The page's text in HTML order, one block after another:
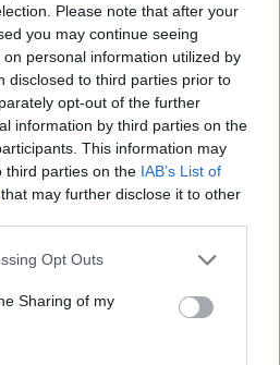
Please note that after your
you may continue seeing
personal information utilized by
disclosed to third parties prior to
opt-out of the further
information by third parties on the
This information may
third parties on the IAB’s List of
that may further disclose it to other
Opt Outs
Sharing of my